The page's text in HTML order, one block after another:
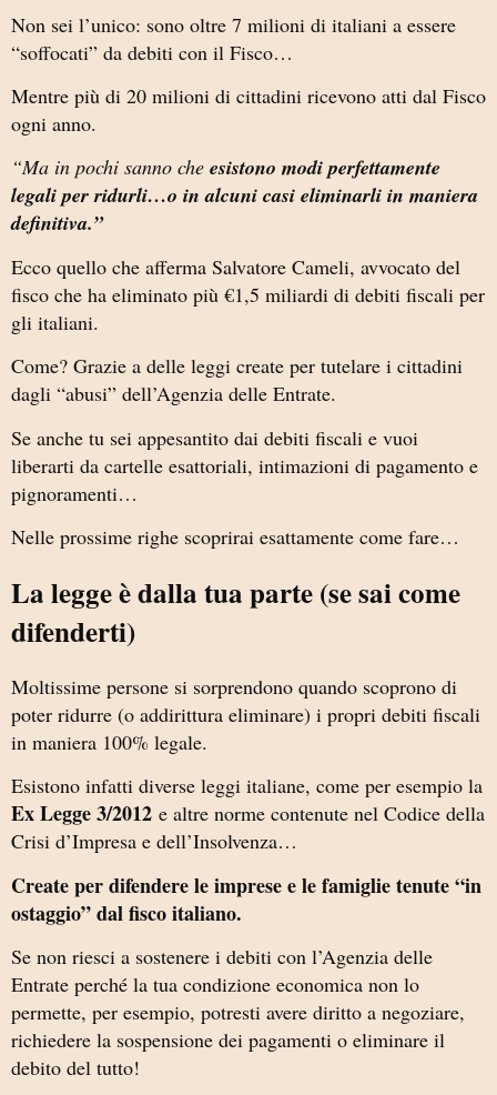
Non sei l’unico: sono oltre 7 milioni di italiani a essere
“soffocati” da debiti con il Fisco…
Mentre più di 20 milioni di cittadini ricevono atti dal Fisco
ogni anno.
“Ma in pochi sanno che esistono modi perfettamente
legali per ridurli…o in alcuni casi eliminarli in maniera
definitiva.”
Ecco quello che afferma Salvatore Cameli, avvocato del
fisco che ha eliminato più €1,5 miliardi di debiti fiscali per
gli italiani.
Come? Grazie a delle leggi create per tutelare i cittadini
dagli “abusi” dell’Agenzia delle Entrate.
Se anche tu sei appesantito dai debiti fiscali e vuoi
liberarti da cartelle esattoriali, intimazioni di pagamento e
pignoramenti…
Nelle prossime righe scoprirai esattamente come fare…
La legge è dalla tua parte (se sai come
difenderti)
Moltissime persone si sorprendono quando scoprono di
poter ridurre (o addirittura eliminare) i propri debiti fiscali
in maniera 100% legale.
Esistono infatti diverse leggi italiane, come per esempio la
Ex Legge 3/2012 e altre norme contenute nel Codice della
Crisi d’Impresa e dell’Insolvenza…
Create per difendere le imprese e le famiglie tenute “in
ostaggio” dal fisco italiano.
Se non riesci a sostenere i debiti con l’Agenzia delle
Entrate perché la tua condizione economica non lo
permette, per esempio, potresti avere diritto a negoziare,
richiedere la sospensione dei pagamenti o eliminare il
debito del tutto!